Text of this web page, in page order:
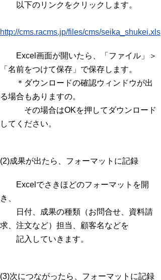
以下のリンクをクリックします。
http://cms.racms.jp/files/cms/seika_shukei.xls
Excel画面が開いたら、「ファイル」＞
「名前をつけて保存」で保存します。
＊ダウンロードの確認ウィンドウが出
る場合もありますの。
その場合はOKを押してダウンロード
してください。
(2)成果が出たら、フォーマットに記録
Excelでさきほどのフォーマットを開
き、
日付、成果の種類（お問合せ、資料請
求、注文など）担当、顧客名などを
記入していきます。
(3)次につながったら、フォーマットに記録